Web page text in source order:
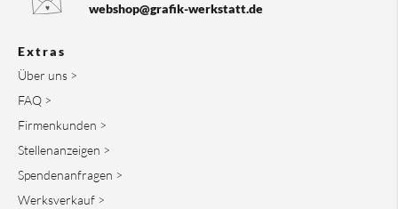
webshop@grafik-werkstatt.de
Extras
Über uns >
FAQ >
Firmenkunden >
Stellenanzeigen >
Spendenanfragen >
Werksverkauf >